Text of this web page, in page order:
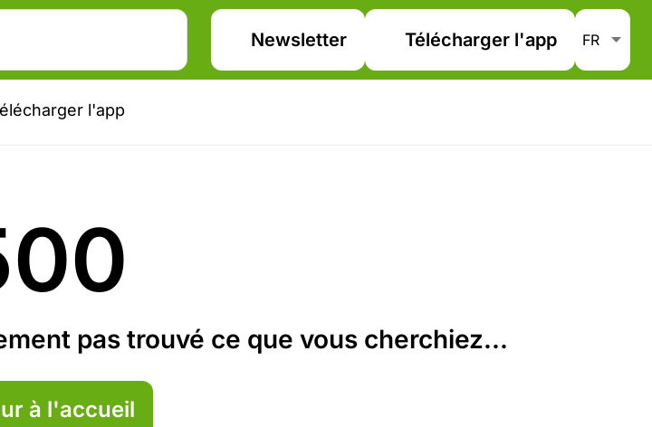
Newsletter Télécharger l'app
l'app
500
pas trouvé ce que vous cherchiez...
à l'accueil